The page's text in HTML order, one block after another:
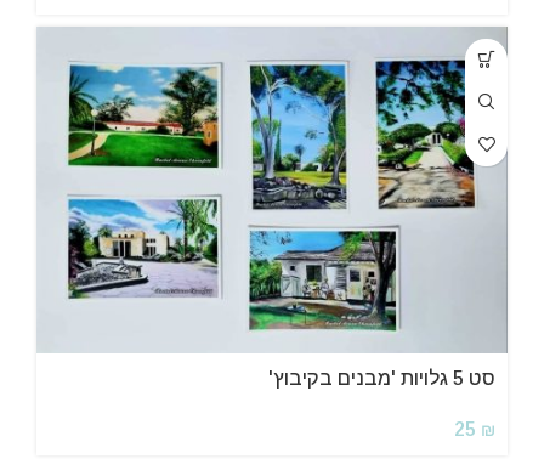
סט 5 גלויות 'מבנים בקיבוץ'
25 ₪